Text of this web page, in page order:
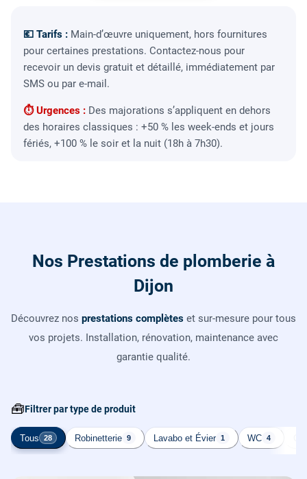
💶 Tarifs : Main-d’œuvre uniquement, hors fournitures
pour certaines prestations. Contactez-nous pour
recevoir un devis gratuit et détaillé, immédiatement par
SMS ou par e-mail.
⏱ Urgences : Des majorations s’appliquent en dehors
des horaires classiques : +50 % les week-ends et jours
fériés, +100 % le soir et la nuit (18h à 7h30).
Nos Prestations de plomberie à
Dijon
Découvrez nos prestations complètes et sur-mesure pour tous
vos projets. Installation, rénovation, maintenance avec
garantie qualité.
🧰Filtrer par type de produit
Tous 28 Robinetterie 9 Lavabo et Évier 1 WC 4